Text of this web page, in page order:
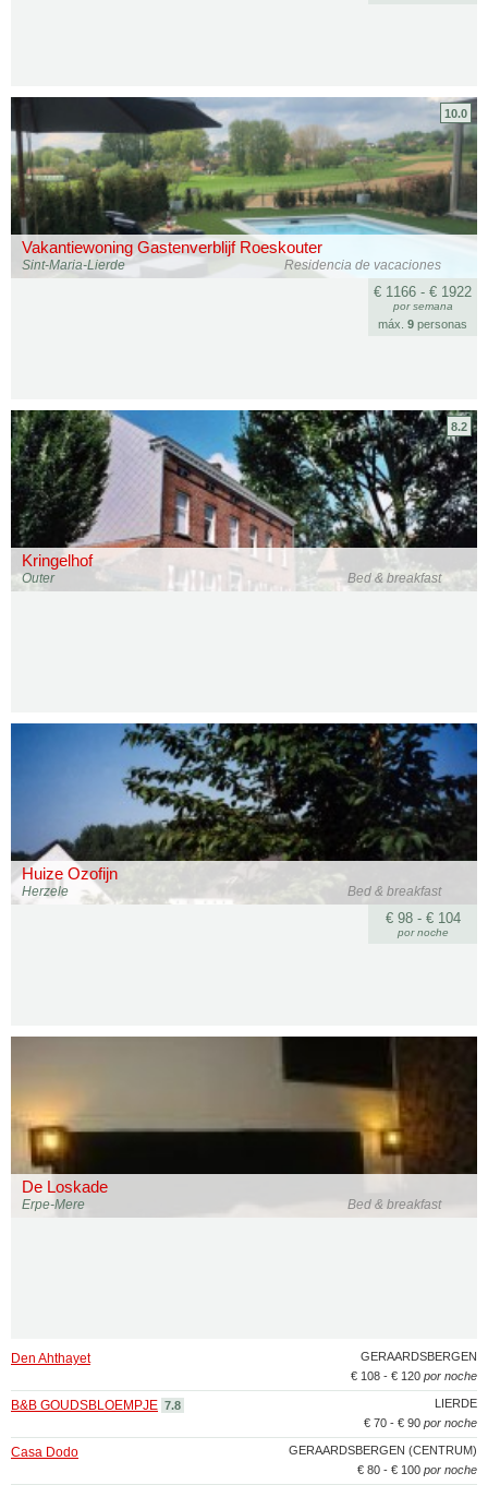
Vakantiewoning Gastenverblijf Roeskouter
Residencia de vacaciones
Sint-Maria-Lierde
10.0
€ 1166 - € 1922
por semana
máx. 9 personas
Kringelhof
Bed & breakfast
Outer
8.2
Huize Ozofijn
Bed & breakfast
Herzele
€ 98 - € 104
por noche
De Loskade
Bed & breakfast
Erpe-Mere
GERAARDSBERGEN
Den Ahthayet
€ 108 - € 120 por noche
LIERDE
B&B GOUDSBLOEMPJE 7.8
€ 70 - € 90 por noche
GERAARDSBERGEN (CENTRUM)
Casa Dodo
€ 80 - € 100 por noche